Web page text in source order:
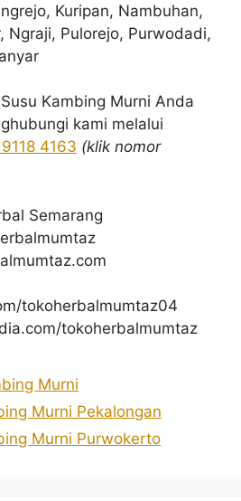
Kuripan, Nambuhan,
Ngraji, Pulorejo, Purwodadi,
Kambing Murni Anda
kami melalui
4163 (klik nomor
Semarang
tokoherbalmumtaz04
tokoherbalmumtaz
Murni
Murni Pekalongan
Murni Purwokerto